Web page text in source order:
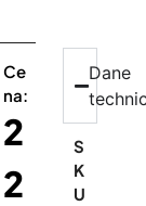
Ce
na:
2
2
Dane
S
K
U